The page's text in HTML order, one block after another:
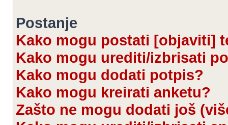
Postanje
Kako mogu postati [objaviti]
Kako mogu urediti/izbrisati
Kako mogu dodati potpis?
Kako mogu kreirati anketu?
Zašto ne mogu dodati još